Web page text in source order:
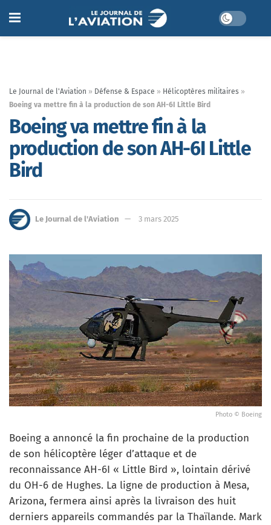
Le Journal de l'Aviation » Défense & Espace » Hélicoptères militaires »
Boeing va mettre fin à la production de son AH-6I Little Bird
Boeing va mettre fin à la
production de son AH-6I Little
Bird
Le Journal de l'Aviation 3 mars 2025
Photo © Boeing
Boeing a annoncé la fin prochaine de la production
de son hélicoptère léger d’attaque et de
reconnaissance AH-6I « Little Bird », lointain dérivé
du OH-6 de Hughes. La ligne de production à Mesa,
Arizona, fermera ainsi après la livraison des huit
derniers appareils commandés par la Thaïlande. Mark